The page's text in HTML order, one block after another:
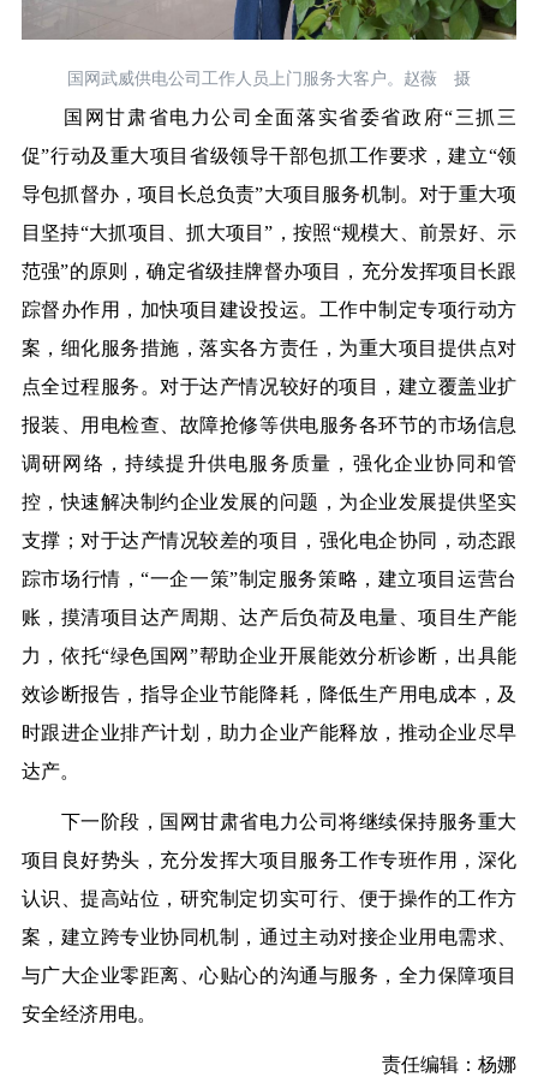
国网武威供电公司工作人员上门服务大客户。赵薇 摄
国网甘肃省电力公司全面落实省委省政府“三抓三
促”行动及重大项目省级领导干部包抓工作要求，建立“领
导包抓督办，项目长总负责”大项目服务机制。对于重大项
目坚持“大抓项目、抓大项目”，按照“规模大、前景好、示
范强”的原则，确定省级挂牌督办项目，充分发挥项目长跟
踪督办作用，加快项目建设投运。工作中制定专项行动方
案，细化服务措施，落实各方责任，为重大项目提供点对
点全过程服务。对于达产情况较好的项目，建立覆盖业扩
报装、用电检查、故障抢修等供电服务各环节的市场信息
调研网络，持续提升供电服务质量，强化企业协同和管
控，快速解决制约企业发展的问题，为企业发展提供坚实
支撑；对于达产情况较差的项目，强化电企协同，动态跟
踪市场行情，“一企一策”制定服务策略，建立项目运营台
账，摸清项目达产周期、达产后负荷及电量、项目生产能
力，依托“绿色国网”帮助企业开展能效分析诊断，出具能
效诊断报告，指导企业节能降耗，降低生产用电成本，及
时跟进企业排产计划，助力企业产能释放，推动企业尽早
达产。
下一阶段，国网甘肃省电力公司将继续保持服务重大
项目良好势头，充分发挥大项目服务工作专班作用，深化
认识、提高站位，研究制定切实可行、便于操作的工作方
案，建立跨专业协同机制，通过主动对接企业用电需求、
与广大企业零距离、心贴心的沟通与服务，全力保障项目
安全经济用电。
责任编辑：杨娜